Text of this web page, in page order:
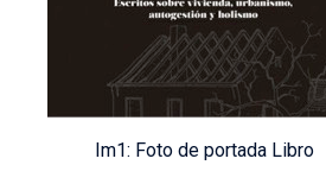
Im1: Foto de portada Libro